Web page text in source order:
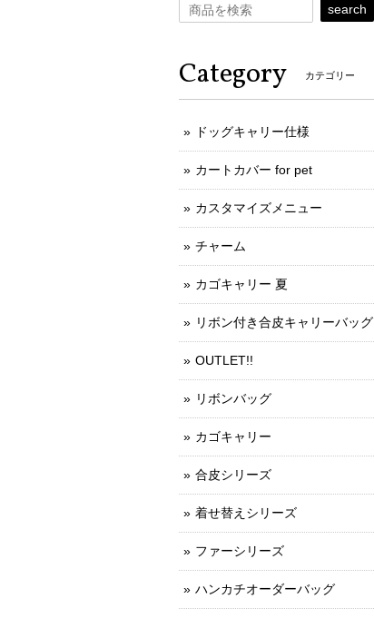
search
Category カテゴリー
ドッグキャリー仕様
カートカバー for pet
カスタマイズメニュー
チャーム
カゴキャリー 夏
リボン付き合皮キャリーバッグ
OUTLET!!
リボンバッグ
カゴキャリー
合皮シリーズ
着せ替えシリーズ
ファーシリーズ
ハンカチオーダーバッグ